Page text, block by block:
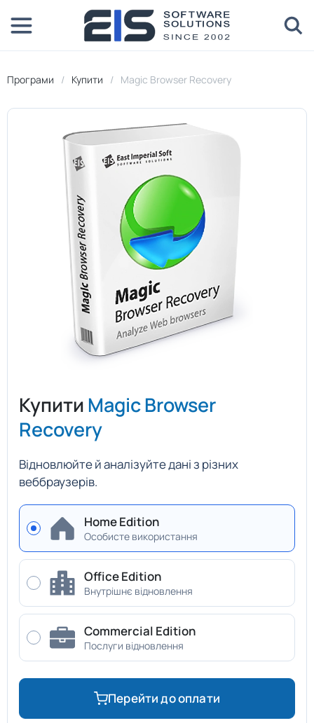
Програми Купити Magic Browser Recovery
КупитиMagic Browser
Recovery
Відновлюйте й аналізуйте дані з різних
веббраузерів.
Home Edition
Особисте використання
Office Edition
Внутрішнє відновлення
Commercial Edition
Послуги відновлення
Перейти до оплати